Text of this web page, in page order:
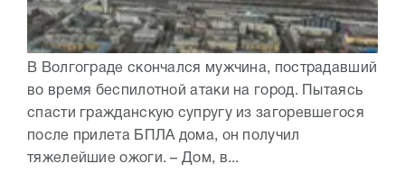
В Волгограде скончался мужчина, пострадавший
во время беспилотной атаки на город. Пытаясь
спасти гражданскую супругу из загоревшегося
после прилета БПЛА дома, он получил
тяжелейшие ожоги. – Дом, в...